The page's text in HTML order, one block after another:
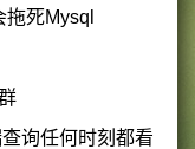
死Mysql
询任何时刻都看